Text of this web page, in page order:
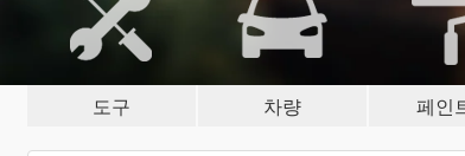
도구 차량 페인